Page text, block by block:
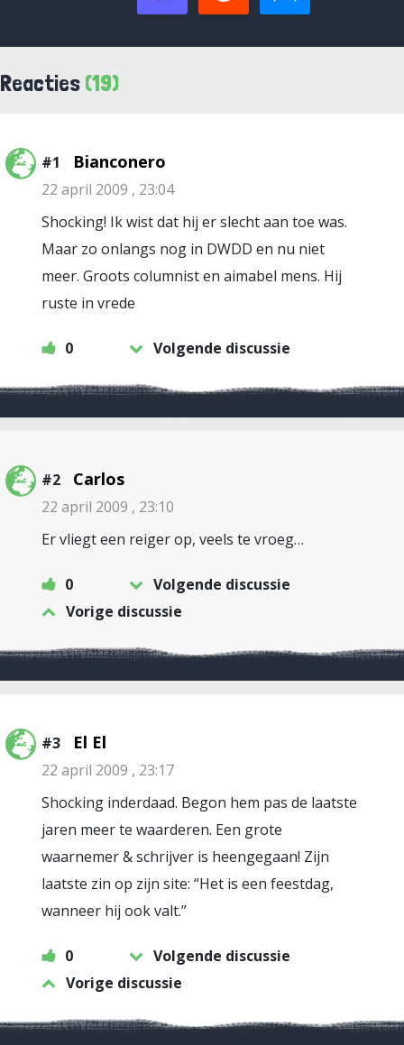
Reacties (19)
#1 Bianconero
22 april 2009 , 23:04
Shocking! Ik wist dat hij er slecht aan toe was.
Maar zo onlangs nog in DWDD en nu niet
meer. Groots columnist en aimabel mens. Hij
ruste in vrede
0 Volgende discussie
#2 Carlos
22 april 2009 , 23:10
Er vliegt een reiger op, veels te vroeg…
0
Volgende discussie
Vorige discussie
#3 El El
22 april 2009 , 23:17
Shocking inderdaad. Begon hem pas de laatste
jaren meer te waarderen. Een grote
waarnemer & schrijver is heengegaan! Zijn
laatste zin op zijn site: “Het is een feestdag,
wanneer hij ook valt.”
0
Volgende discussie
Vorige discussie